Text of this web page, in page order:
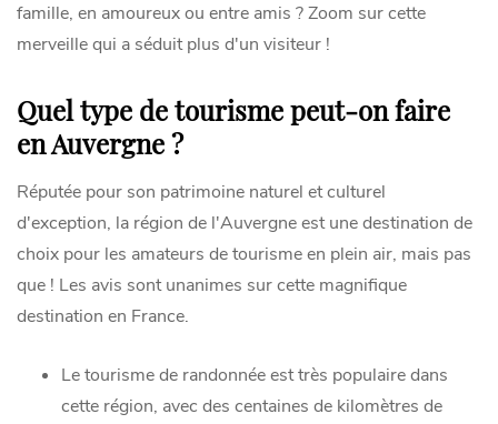
famille, en amoureux ou entre amis ? Zoom sur cette
merveille qui a séduit plus d'un visiteur !
Quel type de tourisme peut-on faire
en Auvergne ?
Réputée pour son patrimoine naturel et culturel
d'exception, la région de l'Auvergne est une destination de
choix pour les amateurs de tourisme en plein air, mais pas
que ! Les avis sont unanimes sur cette magnifique
destination en France.
Le tourisme de randonnée est très populaire dans
cette région, avec des centaines de kilomètres de